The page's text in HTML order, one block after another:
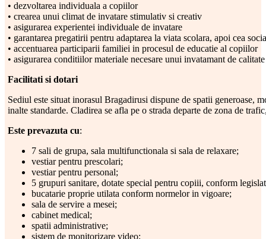
• dezvoltarea individuala a copiilor
• crearea unui climat de invatare stimulativ si creativ
• asigurarea experientei individuale de invatare
• garantarea pregatirii pentru adaptarea la viata scolara, apoi cea
• accentuarea participarii familiei in procesul de educatie al copiilor
• asigurarea conditiilor materiale necesare unui invatamant de calitate
Facilitati si dotari
Sediul este situat inorasul Bragadirusi dispune de spatii generoase,
inalte standarde. Cladirea se afla pe o strada departe de zona de
Este prevazuta cu:
7 sali de grupa, sala multifunctionala si sala de relaxare;
vestiar pentru prescolari;
vestiar pentru personal;
5 grupuri sanitare, dotate special pentru copiii, conform
bucatarie proprie utilata conform normelor in vigoare;
sala de servire a mesei;
cabinet medical;
spatii administrative;
sistem de monitorizare video;